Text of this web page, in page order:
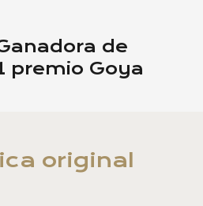
de
premio Goya
original